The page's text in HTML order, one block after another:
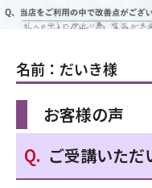
名前：だいき様
お客様の声
ご受講いただ